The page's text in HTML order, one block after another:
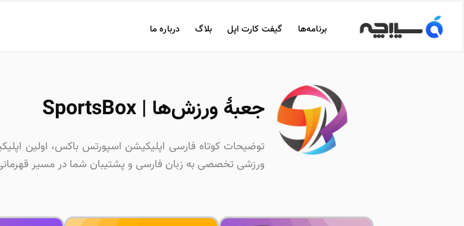
برنامه‌ها گیفت کارت اپل بلاگ درباره ما
جعبۀ ورزش‌ها | SportsBox
توضیحات کوتاه فارسی اپلیکیشن اسپورتس باکس، اولین
ورزشی تخصصی به زبان فارسی و پشتیبان شما در مسیر